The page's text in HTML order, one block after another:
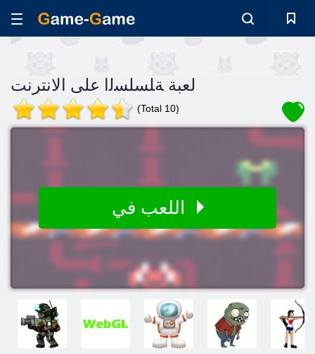
لعبة ﺔﻠﺴﻠﺴﻟﺍ على الانترنت
(Total 10)